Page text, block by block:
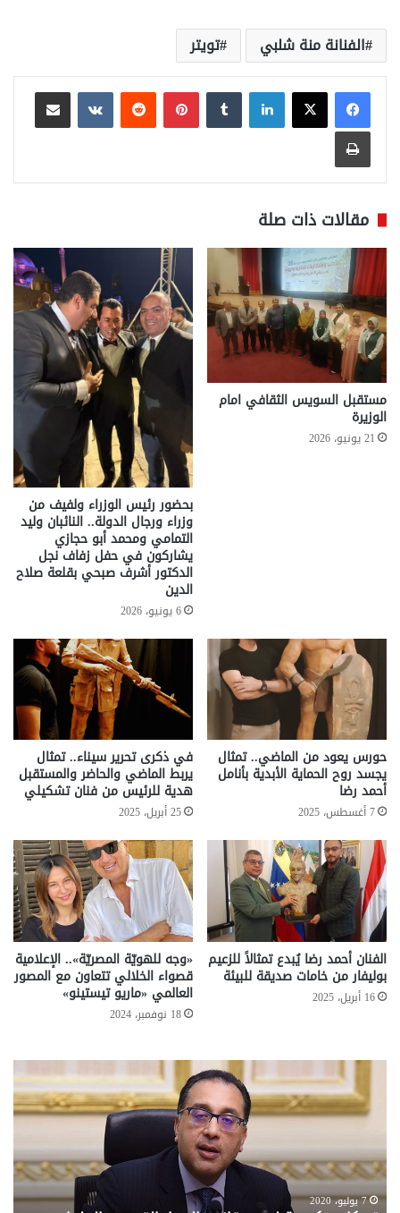
الفنانة منة شلبي تويتر
لينكدإن بينتيريست
مشاركة عبر البريد
طباعة
مقالات ذات صلة
مستقبل السويس الثقافي امام
الوزيرة
21 يونيو، 2026
بحضور رئيس الوزراء ولفيف من
وزراء ورجال الدولة.. النائبان وليد
التمامي ومحمد أبو حجازي
يشاركون في حفل زفاف نجل
الدكتور أشرف صبحي بقلعة صلاح
الدين
6 يونيو، 2026
حورس يعود من الماضي.. تمثال
يجسد روح الحماية الأبدية بأنامل
أحمد رضا
7 أغسطس، 2025
في ذكرى تحرير سيناء.. تمثال
يربط الماضي والحاضر والمستقبل
هدية للرئيس من فنان تشكيلي
25 أبريل، 2025
الفنان أحمد رضا يُبدع تمثالاً للزعيم
بوليفار من خامات صديقة للبيئة
16 أبريل، 2025
«وجه للهويّة المصريّة».. الإعلامية
قصواء الخلالي تتعاون مع المصور
العالمي «ماريو تيستينو»
18 نوفمبر، 2024
تحركات
حكومية
لحسم
قانون
القديم..والبرلمان:
جاهزون
لإقراره
7 يوليو، 2020
..
من